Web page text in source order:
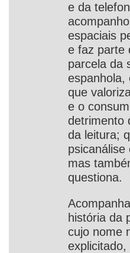
e da
espaciais
e faz parte
parcela da
espanhola,
que
e o
detrimento
da leitura;
psicanálise
mas
questiona.
história da
cujo nome
explicitado,